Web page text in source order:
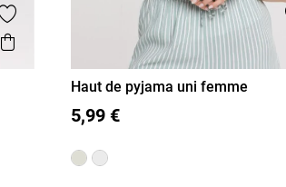
Ajouter aux favoris
Aperçu rapide
S M
Haut de pyjama uni femme
5,99 €